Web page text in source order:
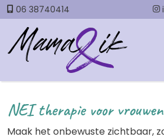
06 38740414
NEI therapie voor vrouwen
Maak het onbewuste zichtbaar,